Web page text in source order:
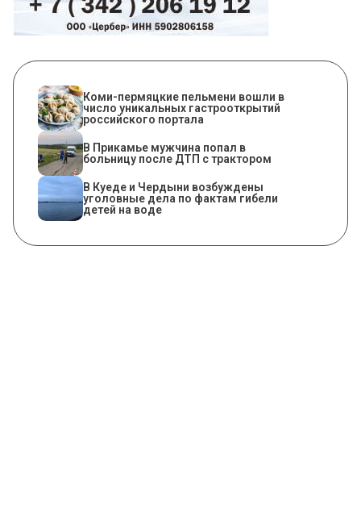
Коми-пермяцкие пельмени вошли в
число уникальных гастрооткрытий
российского портала
В Прикамье мужчина попал в
больницу после ДТП с трактором
В Куеде и Чердыни возбуждены
уголовные дела по фактам гибели
детей на воде